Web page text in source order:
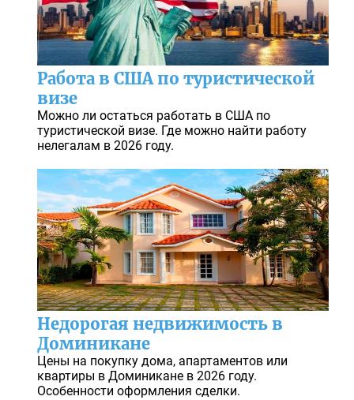
Работа в США по туристической
визе
Можно ли остаться работать в США по
туристической визе. Где можно найти работу
нелегалам в 2026 году.
Недорогая недвижимость в
Доминикане
Цены на покупку дома, апартаментов или
квартиры в Доминикане в 2026 году.
Особенности оформления сделки.